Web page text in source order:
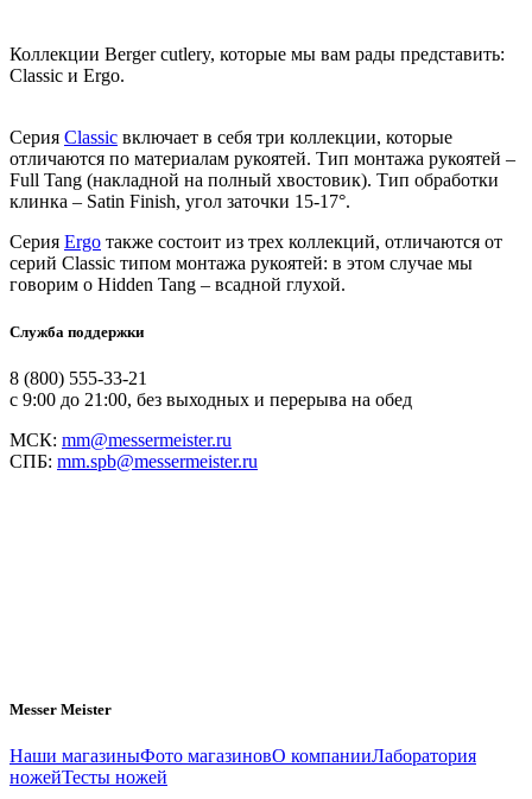
Коллекции Berger cutlery, которые мы вам рады представить:
Classic и Ergo.
Серия Classic включает в себя три коллекции, которые
отличаются по материалам рукоятей. Тип монтажа рукоятей –
Full Tang (накладной на полный хвостовик). Тип обработки
клинка – Satin Finish, угол заточки 15-17°.
Серия Ergo также состоит из трех коллекций, отличаются от
серий Classic типом монтажа рукоятей: в этом случае мы
говорим о Hidden Tang – всадной глухой.
Служба поддержки
8 (800) 555-33-21
с 9:00 до 21:00, без выходных и перерыва на обед
МСК: mm@messermeister.ru
СПБ: mm.spb@messermeister.ru
Messer Meister
Наши магазиныФото магазиновО компанииЛаборатория
ножейТесты ножей